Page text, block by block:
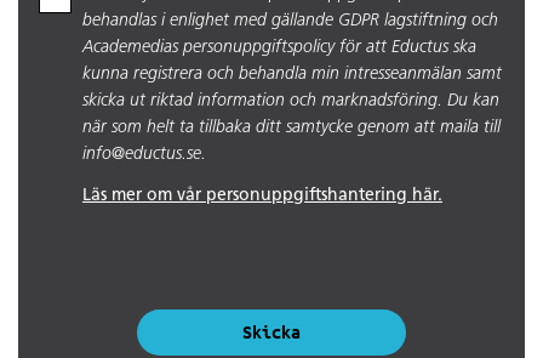
behandlas i enlighet med gällande GDPR lagstiftning och
Academedias personuppgiftspolicy för att Eductus ska
kunna registrera och behandla min intresseanmälan samt
skicka ut riktad information och marknadsföring. Du kan
när som helt ta tillbaka ditt samtycke genom att maila till
info@eductus.se.
Läs mer om vår personuppgiftshantering här.
Skicka